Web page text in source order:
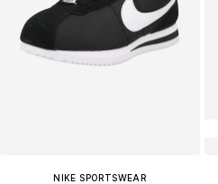
NIKE SPORTSWEAR